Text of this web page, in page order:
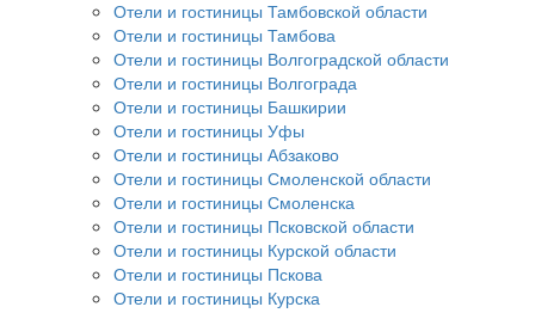
Отели и гостиницы Тамбовской области
Отели и гостиницы Тамбова
Отели и гостиницы Волгоградской области
Отели и гостиницы Волгограда
Отели и гостиницы Башкирии
Отели и гостиницы Уфы
Отели и гостиницы Абзаково
Отели и гостиницы Смоленской области
Отели и гостиницы Смоленска
Отели и гостиницы Псковской области
Отели и гостиницы Курской области
Отели и гостиницы Пскова
Отели и гостиницы Курска